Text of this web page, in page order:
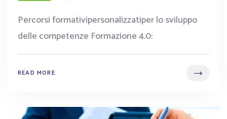
Percorsi formativipersonalizzatiper lo sviluppo
delle competenze Formazione 4.0:
READ MORE